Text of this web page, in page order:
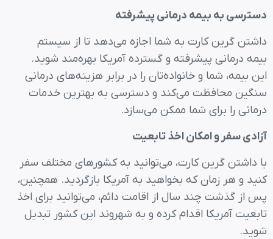
دسترسی به بیمه درمانی پیشرفته
داشتن گرین کارت به شما اجازه می‌دهد تا از سیستم
بیمه درمانی پیشرفته و گسترده آمریکا بهره‌مند شوید.
این بیمه، شما و خانواده‌تان را در برابر هزینه‌های درمانی
سنگین محافظت می‌کند و دسترسی به بهترین خدمات
درمانی را برای شما ممکن می‌سازد.
آزادی سفر و امکان اخذ تابعیت
با داشتن گرین کارت، می‌توانید به کشورهای مختلف سفر
کنید و هر زمان که بخواهید به آمریکا بازگردید. همچنین،
پس از گذشت چند سال از اقامت دائم، می‌توانید برای اخذ
تابعیت آمریکا اقدام کرده و به شهروند این کشور تبدیل
شوید.